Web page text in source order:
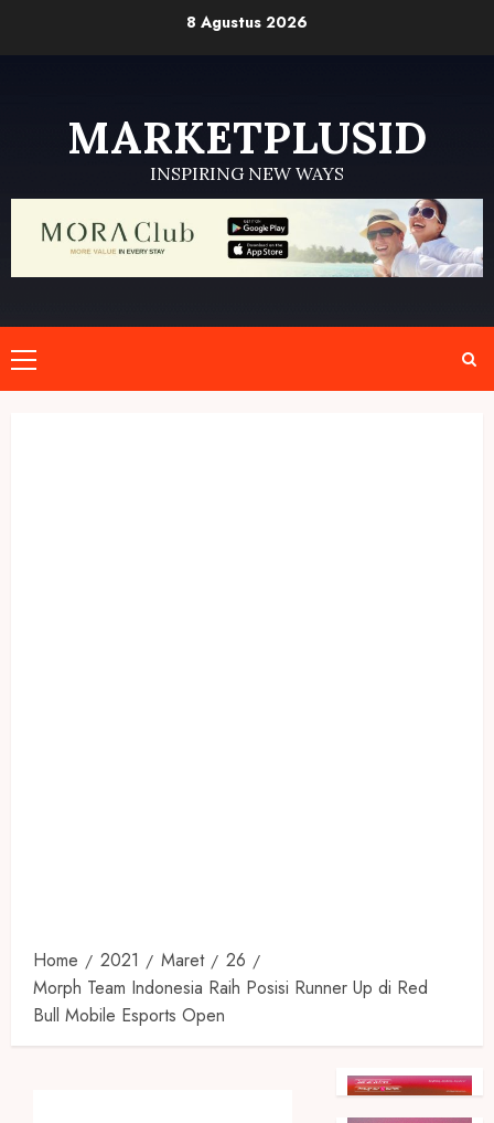
8 Agustus 2026
MARKETPLUSID
INSPIRING NEW WAYS
Primary
Menu
Home 2021 Maret
26
Morph Team Indonesia Raih Posisi Runner Up di Red
Bull Mobile Esports Open